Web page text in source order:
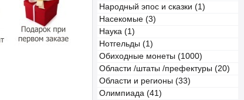
Народный эпос и сказки (1)
Насекомые (3)
Наука (1)
Нотгельды (1)
Обиходные монеты (1000)
Области /штаты /префектуры (20)
Области и регионы (33)
Олимпиада (41)